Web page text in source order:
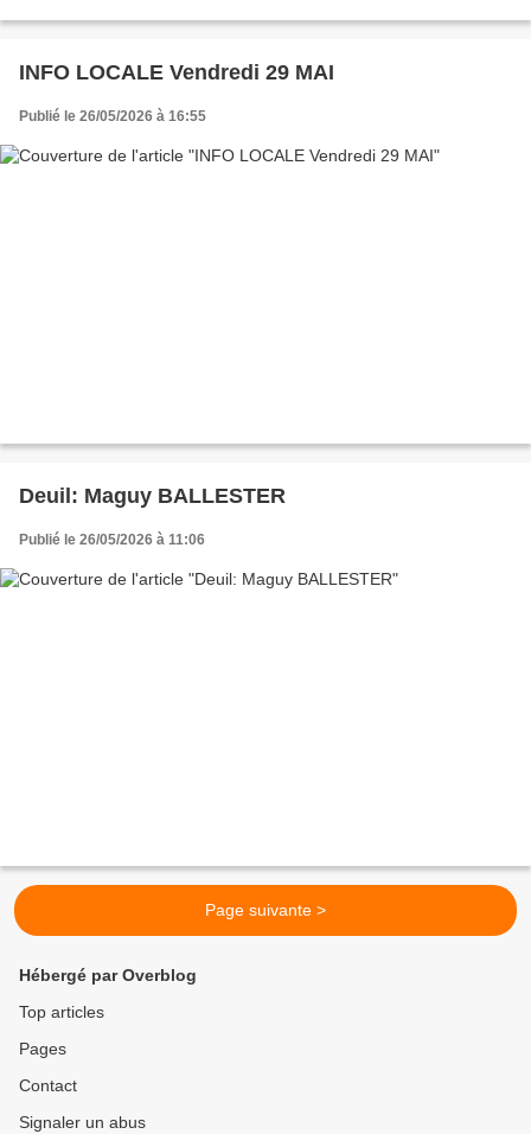
INFO LOCALE Vendredi 29 MAI
Publié le 26/05/2026 à 16:55
Deuil: Maguy BALLESTER
Publié le 26/05/2026 à 11:06
Page suivante >
Hébergé par Overblog
Top articles
Pages
Contact
Signaler un abus